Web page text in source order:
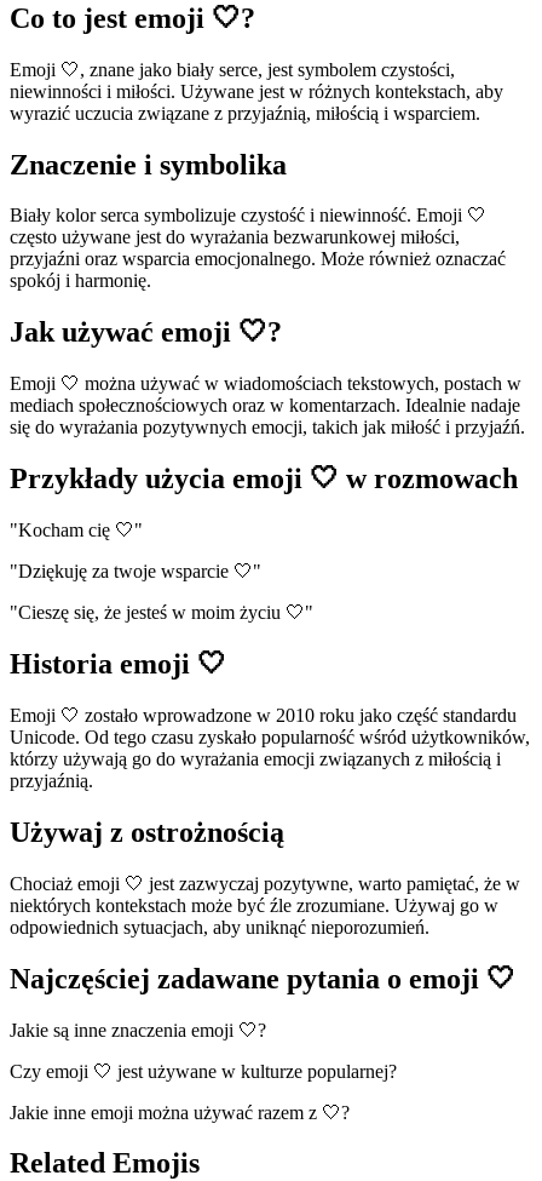
Co to jest emoji 🤍?
Emoji 🤍, znane jako biały serce, jest symbolem czystości,
niewinności i miłości. Używane jest w różnych kontekstach, aby
wyrazić uczucia związane z przyjaźnią, miłością i wsparciem.
Znaczenie i symbolika
Biały kolor serca symbolizuje czystość i niewinność. Emoji 🤍
często używane jest do wyrażania bezwarunkowej miłości,
przyjaźni oraz wsparcia emocjonalnego. Może również oznaczać
spokój i harmonię.
Jak używać emoji 🤍?
Emoji 🤍 można używać w wiadomościach tekstowych, postach w
mediach społecznościowych oraz w komentarzach. Idealnie nadaje
się do wyrażania pozytywnych emocji, takich jak miłość i przyjaźń.
Przykłady użycia emoji 🤍 w rozmowach
"Kocham cię 🤍"
"Dziękuję za twoje wsparcie 🤍"
"Cieszę się, że jesteś w moim życiu 🤍"
Historia emoji 🤍
Emoji 🤍 zostało wprowadzone w 2010 roku jako część standardu
Unicode. Od tego czasu zyskało popularność wśród użytkowników,
którzy używają go do wyrażania emocji związanych z miłością i
przyjaźnią.
Używaj z ostrożnością
Chociaż emoji 🤍 jest zazwyczaj pozytywne, warto pamiętać, że w
niektórych kontekstach może być źle zrozumiane. Używaj go w
odpowiednich sytuacjach, aby uniknąć nieporozumień.
Najczęściej zadawane pytania o emoji 🤍
Jakie są inne znaczenia emoji 🤍?
Czy emoji 🤍 jest używane w kulturze popularnej?
Jakie inne emoji można używać razem z 🤍?
Related Emojis